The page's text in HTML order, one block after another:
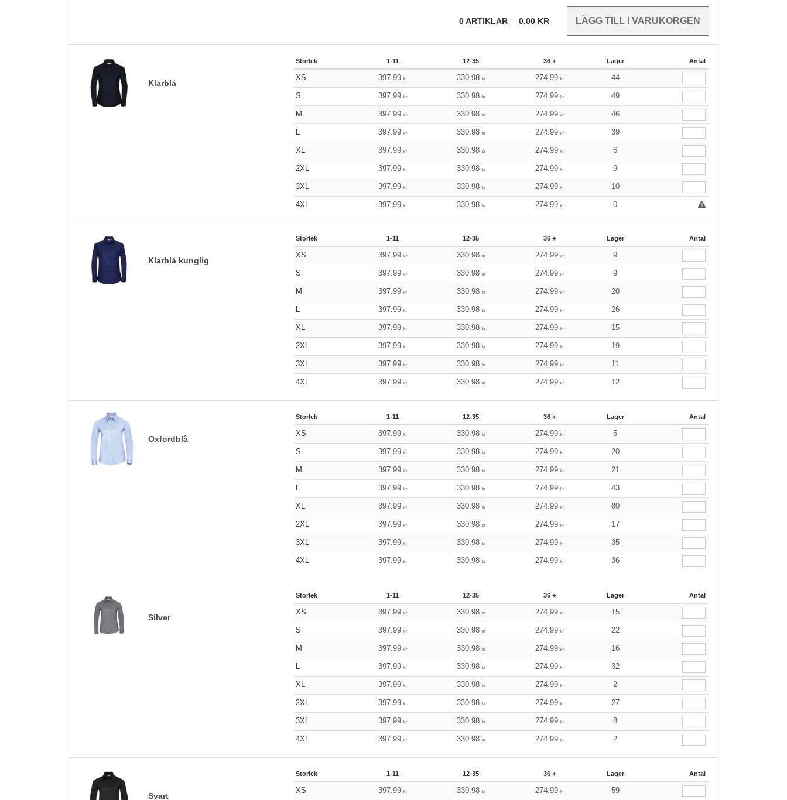
0ARTIKLAR 0.00 KR
Klarblå
Storlek 1-11 12-35 36 + Lager Antal
XS 397.99kr 330.98 kr 274.99 kr 44
S 397.99kr 330.98 kr 274.99 kr 49
M 397.99kr 330.98 kr 274.99 kr 46
L 397.99kr 330.98 kr 274.99 kr 39
XL 397.99kr 330.98 kr 274.99 kr 6
2XL 397.99kr 330.98 kr 274.99 kr 9
3XL 397.99kr 330.98 kr 274.99 kr 10
4XL 397.99kr 330.98 kr 274.99 kr 0
Klarblå kunglig
Storlek 1-11 12-35 36 + Lager Antal
XS 397.99kr 330.98 kr 274.99 kr 9
S 397.99kr 330.98 kr 274.99 kr 9
M 397.99kr 330.98 kr 274.99 kr 20
L 397.99kr 330.98 kr 274.99 kr 26
XL 397.99kr 330.98 kr 274.99 kr 15
2XL 397.99kr 330.98 kr 274.99 kr 19
3XL 397.99kr 330.98 kr 274.99 kr 11
4XL 397.99kr 330.98 kr 274.99 kr 12
Oxfordblå
Storlek 1-11 12-35 36 + Lager Antal
XS 397.99kr 330.98 kr 274.99 kr 5
S 397.99kr 330.98 kr 274.99 kr 20
M 397.99kr 330.98 kr 274.99 kr 21
L 397.99kr 330.98 kr 274.99 kr 43
XL 397.99kr 330.98 kr 274.99 kr 80
2XL 397.99kr 330.98 kr 274.99 kr 17
3XL 397.99kr 330.98 kr 274.99 kr 35
4XL 397.99kr 330.98 kr 274.99 kr 36
Silver
Storlek 1-11 12-35 36 + Lager Antal
XS 397.99kr 330.98 kr 274.99 kr 15
S 397.99kr 330.98 kr 274.99 kr 22
M 397.99kr 330.98 kr 274.99 kr 16
L 397.99kr 330.98 kr 274.99 kr 32
XL 397.99kr 330.98 kr 274.99 kr 2
2XL 397.99kr 330.98 kr 274.99 kr 27
3XL 397.99kr 330.98 kr 274.99 kr 8
4XL 397.99kr 330.98 kr 274.99 kr 2
Svart
Storlek 1-11 12-35 36 + Lager Antal
XS 397.99kr 330.98 kr 274.99 kr 59